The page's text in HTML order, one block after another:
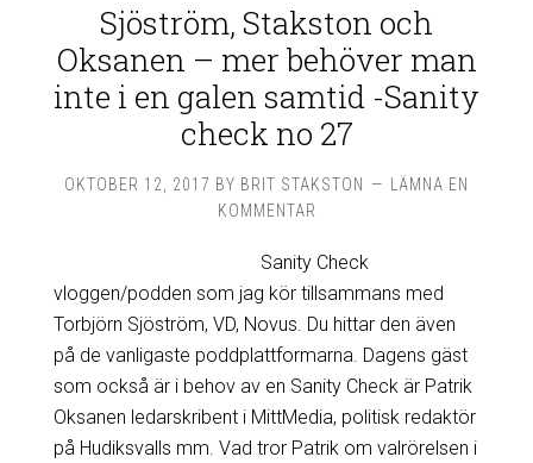
Sjöström, Stakston och
Oksanen – mer behöver man
inte i en galen samtid -Sanity
check no 27
OKTOBER 12, 2017 BY BRIT STAKSTON
LÄMNA EN
KOMMENTAR
Sanity Check
vloggen/podden som jag kör tillsammans med
Torbjörn Sjöström, VD, Novus. Du hittar den även
på de vanligaste poddplattformarna. Dagens gäst
som också är i behov av en Sanity Check är Patrik
Oksanen ledarskribent i MittMedia, politisk redaktör
på Hudiksvalls mm. Vad tror Patrik om valrörelsen i